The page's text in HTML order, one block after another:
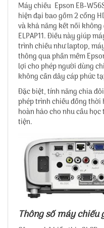
Máy chiếu Epson EB-
hiện đại bao gồm 2 cổng
và khả năng kết nối
ELPAP11. Điều này giúp
trình chiếu như laptop,
thông qua phần mềm
lợi cho phép người dùng
không cần dây cáp phức
Đặc biệt, tính năng chia
phép trình chiếu đồng
hoàn hảo cho nhu cầu
tiện.
Thông số máy chiếu